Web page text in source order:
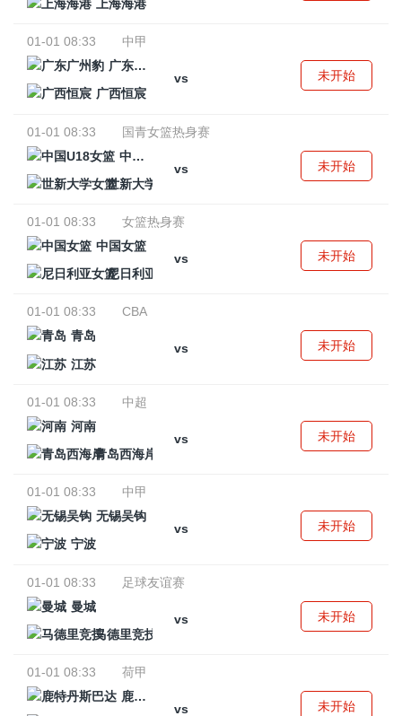
上海海港
01-01 08:33
中甲
广东广州豹
vs
广西恒宸
未开始
01-01 08:33
国青女篮热身赛
中国U18女篮
vs
世新大学女篮
未开始
01-01 08:33
女篮热身赛
中国女篮
vs
尼日利亚女篮
未开始
01-01 08:33
CBA
青岛
vs
江苏
未开始
01-01 08:33
中超
河南
vs
青岛西海岸
未开始
01-01 08:33
中甲
无锡吴钩
vs
宁波
未开始
01-01 08:33
足球友谊赛
曼城
vs
马德里竞技
未开始
01-01 08:33
荷甲
鹿特丹斯巴达
vs
未开始